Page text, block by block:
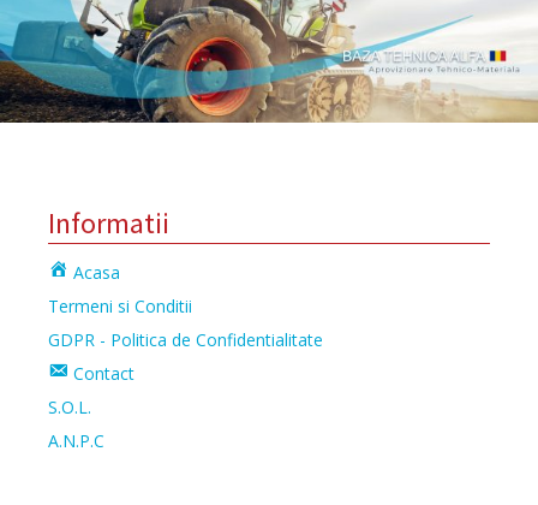
Informatii
Acasa
Termeni si Conditii
GDPR - Politica de Confidentialitate
Contact
S.O.L.
A.N.P.C